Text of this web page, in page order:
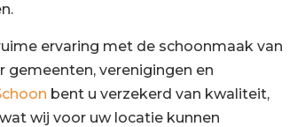
ervaring met de schoonmaak van
verenigingen en
bent u verzekerd van kwaliteit,
wij voor uw locatie kunnen